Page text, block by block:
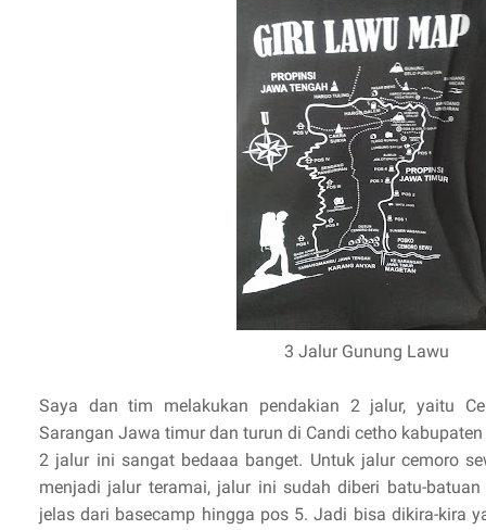
3 Jalur Gunung Lawu
Saya dan tim melakukan pendakian 2 jalur, yaitu
Sarangan Jawa timur dan turun di Candi cetho
2 jalur ini sangat bedaaa banget. Untuk jalur cemoro
menjadi jalur teramai, jalur ini sudah diberi batu-
jelas dari basecamp hingga pos 5. Jadi bisa dikira-kira